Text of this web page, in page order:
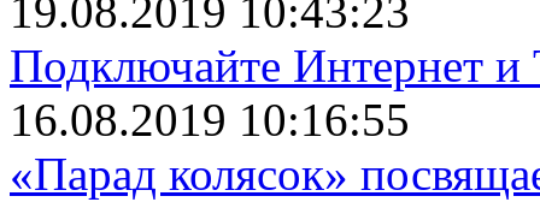
19.08.2019 10:43:23
Подключайте Интернет и
16.08.2019 10:16:55
«Парад колясок»